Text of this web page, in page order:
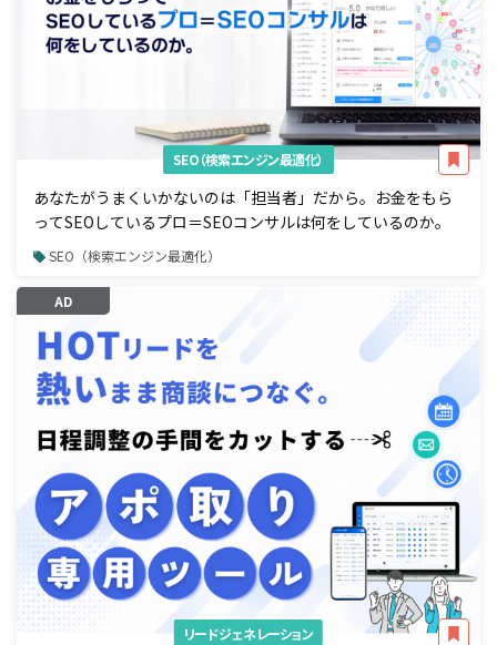
SEO（検索エンジン最適化）
あなたがうまくいかないのは「担当者」だから。お金をもら
ってSEOしているプロ＝SEOコンサルは何をしているのか。
SEO（検索エンジン最適化）
AD
リードジェネレーション